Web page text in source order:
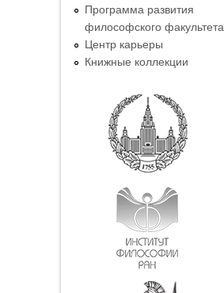
Программа развития
философского факультета
Центр карьеры
Книжные коллекции